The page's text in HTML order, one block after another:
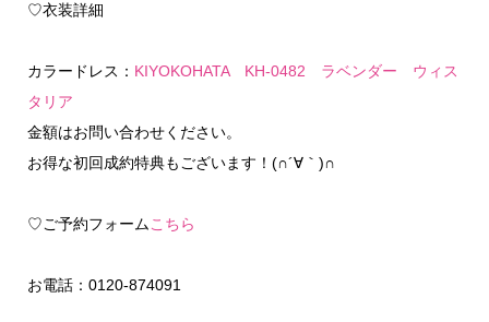
♡衣装詳細
カラードレス： KIYOKOHATA KH-0482 ラベンダー ウィス
タリア
金額はお問い合わせください。
お得な初回成約特典もございます！(∩´∀｀)∩
♡ご予約フォームこちら
お電話：0120-874091